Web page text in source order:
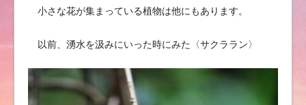
小さな花が集まっている植物は他にもあります。
以前、湧水を汲みにいった時にみた〈サクララン〉